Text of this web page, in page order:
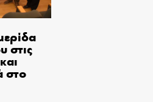
στις
στο